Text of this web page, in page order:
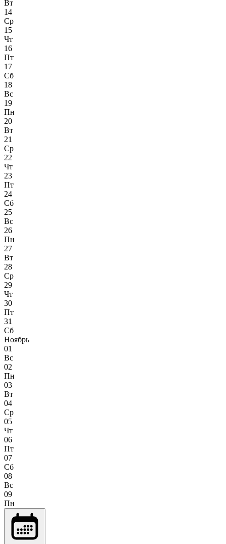
Вт
14
Ср
15
Чт
16
Пт
17
Сб
18
Вс
19
Пн
20
Вт
21
Ср
22
Чт
23
Пт
24
Сб
25
Вс
26
Пн
27
Вт
28
Ср
29
Чт
30
Пт
31
Сб
Ноябрь
01
Вс
02
Пн
03
Вт
04
Ср
05
Чт
06
Пт
07
Сб
08
Вс
09
Пн